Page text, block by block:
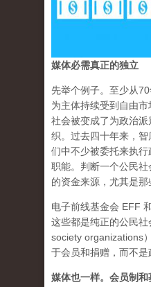
媒体必需真正的独立
先举个例子。至少从
为主体持续受到自由
社会被变成了为政治
织。过去四十年来，
们中不少被委托来执
职能。判断一个公民
的资金来源，尤其是那
电子前线基金会 EFF
这些都是纯正的公民
society organizations
于会员和捐赠，而不是
媒体也一样。会员制